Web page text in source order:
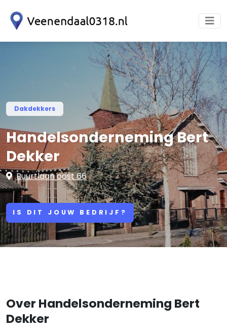
Dakdekkers
Handelsonderneming Bert
Dekker
Buurtlaan oost 66
IS DIT JOUW BEDRIJF?
Over Handelsonderneming Bert
Dekker